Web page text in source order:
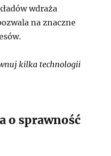
wdraża
na znaczne
kilka technologii
o sprawność